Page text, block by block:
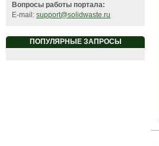
Вопросы работы портала:
E-mail: support@solidwaste.ru
ПОПУЛЯРНЫЕ ЗАПРОСЫ